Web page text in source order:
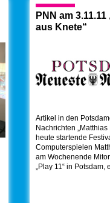
PNN am
aus Knete“
Artikel in den
Nachrichten
heute startende
Computerspielen
am Wochenende
„Play 11“ in